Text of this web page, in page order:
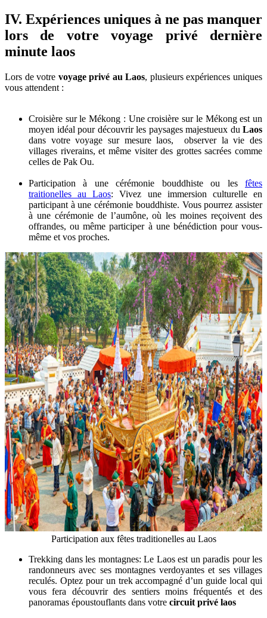
IV. Expériences uniques à ne pas manquer
lors de votre voyage privé dernière
minute laos
Lors de votre voyage privé au Laos, plusieurs expériences uniques
vous attendent :
Croisière sur le Mékong : Une croisière sur le Mékong est un
moyen idéal pour découvrir les paysages majestueux du Laos
dans votre voyage sur mesure laos, observer la vie des
villages riverains, et même visiter des grottes sacrées comme
celles de Pak Ou.
Participation à une cérémonie bouddhiste ou les fêtes
traitionelles au Laos: Vivez une immersion culturelle en
participant à une cérémonie bouddhiste. Vous pourrez assister
à une cérémonie de l’aumône, où les moines reçoivent des
offrandes, ou même participer à une bénédiction pour vous-
même et vos proches.
Participation aux fêtes traditionelles au Laos
Trekking dans les montagnes: Le Laos est un paradis pour les
randonneurs avec ses montagnes verdoyantes et ses villages
reculés. Optez pour un trek accompagné d’un guide local qui
vous fera découvrir des sentiers moins fréquentés et des
panoramas époustouflants dans votre circuit privé laos